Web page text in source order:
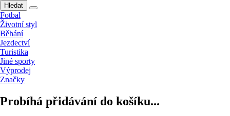
Hledat
Fotbal
Životní styl
Běhání
Jezdectví
Turistika
Jiné sporty
Výprodej
Značky
Probíhá přidávání do košíku...